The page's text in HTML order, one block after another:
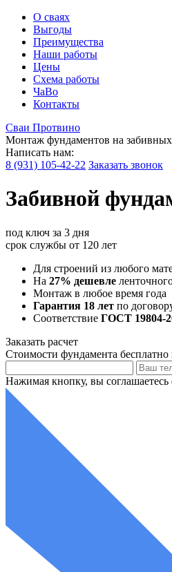
О сваях
Выгоды
Преимущества
Наши работы
Цены
Схема работы
ЧаВо
Контакты
Сваи Протвино
Монтаж фундаментов на
Написать нам:
8 (931) 105-42-22 Заказать звонок
Забивной
под ключ за 3 дня
срок службы от 120 лет
Для строений из любого
На 27% дешевле
Монтаж в любое время года
Гарантия 18 лет по
Соответствие ГОСТ 19804-
Заказать расчет
Стоимости фундамента бесплатно
Нажимая кнопку, вы соглашаетесь